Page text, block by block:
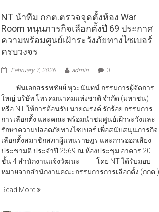
NT นำทีม กกต.ตรวจจุดตั้งห้อง War
Room หนุนภารกิจเลือกตั้งปี 69 ประกาศ
ความพร้อมศูนย์เฝ้าระวังภัยทางไซเบอร์
ครบวงจร
February 7, 2026 admin 0
พันเอกสรรพชัยย์ หุวะนันทน์ กรรมการผู้จัดการ
ใหญ่ บริษัท โทรคมนาคมแห่งชาติ จำกัด (มหาชน)
หรือ NT ให้การต้อนรับ นายณรงค์ รักร้อย กรรมการ
การเลือกตั้ง และคณะ พร้อมนำชมศูนย์เฝ้าระวังและ
รักษาความปลอดภัยทางไซเบอร์ เพื่อสนับสนุนภารกิจ
เลือกตั้งสมาชิกสภาผู้แทนราษฎร และการออกเสียง
ประชามติ ประจำปี 2569 ณ ห้องประชุม อาคาร 20
ชั้น 4 สำนักงานแจ้งวัฒนะ โดย NT ได้รับมอบ
หมายจากสำนักงานคณะกรรมการการเลือกตั้ง (กกต.)
Read More